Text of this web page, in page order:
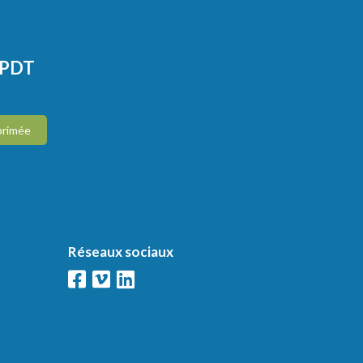
Réseaux sociaux